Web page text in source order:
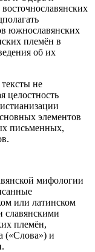
южнославянских
племён в
об их
не
целостность
элементов
письменных,
мифологии
или латинском
славянскими
племён,
(«Слова») и